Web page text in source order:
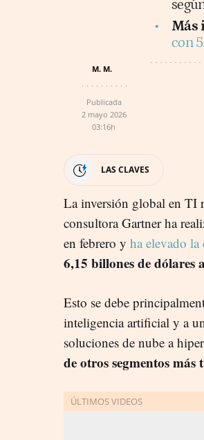
Más
con
M. M.
Publicada
2 mayo 2026
03:16h
LAS CLAVES
La inversión global en TI
consultora Gartner ha
en febrero y ha elevado
6,15 billones de dólares
Esto se debe
inteligencia artificial y a
soluciones de nube a
de otros segmentos